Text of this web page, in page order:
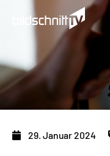
29. Januar 2024